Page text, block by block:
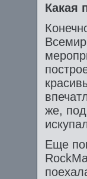
Какая
же,
Еще